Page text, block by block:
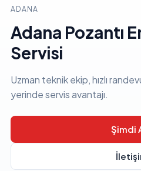
ADANA
Adana Pozantı
Servisi
Uzman teknik ekip, hızlı
yerinde servis avantajı.
Şimdi